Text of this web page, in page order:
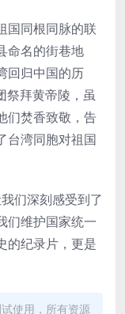
国同根同脉的联
命名的街巷地
回归中国的历
祭拜黄帝陵，虽
们焚香致敬，告
台湾同胞对祖国
们深刻感受到了
们维护国家统一
的纪录片，更是
使用，所有资源